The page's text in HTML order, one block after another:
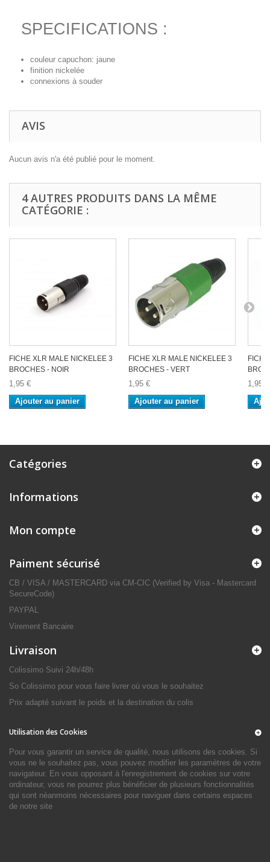
SPECIFICATIONS :
couleur capuchon: jaune
finition nickelée
connexions à souder
AVIS
Aucun avis n'a été publié pour le moment.
4 AUTRES PRODUITS DANS LA MÊME
CATÉGORIE :
FICHE XLR MALE NICKELEE 3
BROCHES - NOIR
1,95 €
Ajouter au panier
FICHE XLR MALE NICKELEE 3
BROCHES - VERT
1,95 €
Ajouter au panier
1,95 €
Catégories
Informations
Mon compte
Paiment sécurisé
CB / VISA / MASTERCARD via CM-CIC (Verified by Visa - Mastercard
SecureCode)
PAYPAL
Virement Bancaire
Livraison
Colissimo Suivi 24h/48h
So Colissimo pour vous faire livrer où vous le souhaitez
Prix adapté suivant le poids et la destination du colis
Utilisation des Cookies
Pour vous garantir un service de qualité, nous utilisons des cookies. Si
vous ne le souhaitez pas, vous pouvez modifier les paramètres de votre
navigateur. En vous opposant à l'enregistrement de cookies sur votre
ordinateur, vous ne pourrez plus bénéficier de plusieurs fonctionnalités
qui sont néanmoins nécessaires pour naviguer dans certains espaces
de notre site